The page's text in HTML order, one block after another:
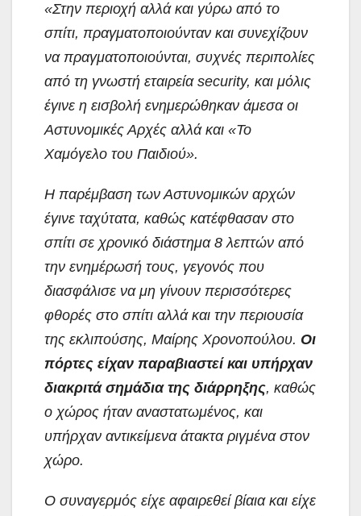
«Στην περιοχή αλλά και γύρω από το
σπίτι, πραγματοποιούνταν και συνεχίζουν
να πραγματοποιούνται, συχνές περιπολίες
από τη γνωστή εταιρεία security, και μόλις
έγινε η εισβολή ενημερώθηκαν άμεσα οι
Αστυνομικές Αρχές αλλά και «Το
Χαμόγελο του Παιδιού».
Η παρέμβαση των Αστυνομικών αρχών
έγινε ταχύτατα, καθώς κατέφθασαν στο
σπίτι σε χρονικό διάστημα 8 λεπτών από
την ενημέρωσή τους, γεγονός που
διασφάλισε να μη γίνουν περισσότερες
φθορές στο σπίτι αλλά και την περιουσία
της εκλιπούσης, Μαίρης Χρονοπούλου. Οι
πόρτες είχαν παραβιαστεί και υπήρχαν
διακριτά σημάδια της διάρρηξης, καθώς
ο χώρος ήταν αναστατωμένος, και
υπήρχαν αντικείμενα άτακτα ριγμένα στον
χώρο.
Ο συναγερμός είχε αφαιρεθεί βίαια και είχε